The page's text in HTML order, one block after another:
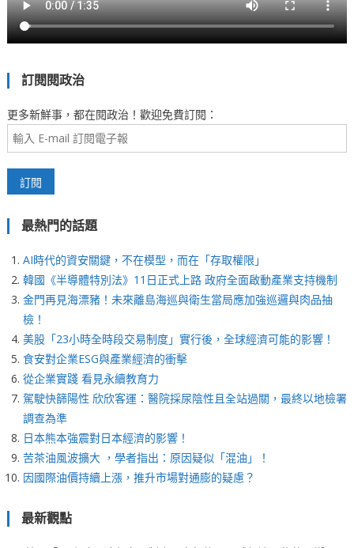
訂閱閱政治
更多新鮮事，都在閱政治！歡迎免費訂閱：
最熱門的話題
AI時代的資安關鍵，不在模型，而在「存取權限」
韓國《半導體特別法》11日正式上路 政府全面啟動產業支持機制
金門再見海漂豬！未來離島海巡與衛生當局應加強巡邏與肉品抽
檢！
美股「23小時全時段交易制度」實行後，全球經濟可能的影響！
食安對企業ESG與產業經濟的衝擊
從企業實踐 看見永續教育力
駕駛快篩陽性 欣欣客運：醫院採尿陰性且全站過關，最終以地檢署
調查為準
日本熊本強震對日本經濟的影響！
苦茶油風波擴大 ，學者指出：原因疑似「混油」！
因國際油價持續上漲，推升市場對通膨的疑慮？
最新觀點